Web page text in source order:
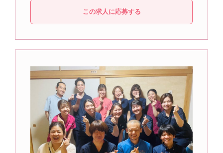
この求人に応募する